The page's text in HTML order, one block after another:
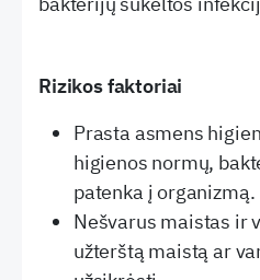
Rizikos faktoriai
Prasta asmens
higienos normų,
patenka į organizmą.
Nešvarus maistas ir
užterštą maistą ar